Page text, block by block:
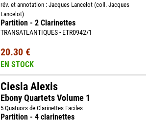
rév. et annotation : Jacques Lancelot (coll. Jacques
Lancelot)
Partition - 2 Clarinettes
TRANSATLANTIQUES - ETR0942/1
20.30 €
EN STOCK
Ciesla Alexis
Ebony Quartets Volume 1
5 Quatuors de Clarinettes Faciles
Partition - 4 clarinettes